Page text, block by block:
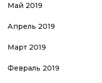
Май 2019
Апрель 2019
Март 2019
Февраль 2019